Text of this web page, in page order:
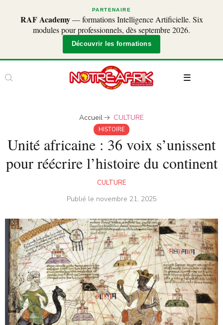
PARTENAIRE
RAF Academy— formations Intelligence Artificielle. Six
modules pour professionnels, dès septembre 2026.
Découvrir les formations
Accueil CULTURE
HISTOIRE
Unité africaine : 36 voix s’unissent
pour réécrire l’histoire du continent
CULTURE
Publié le novembre 21, 2025